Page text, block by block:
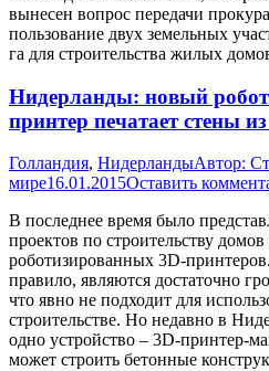
вынесен вопрос передачи
пользование двух земельных
га для строительства жилых
Нидерланды: новый
принтер печатает стены
Голландия, НидерландыАвтор:
мире16.01.2015Оставить
В последнее время было
проектов по строительству
роботизированных 3D-
правило, являются достаточно
что явно не подходит для
строительстве. Но недавно в
одно устройство – 3D-принтер-
может строить бетонные